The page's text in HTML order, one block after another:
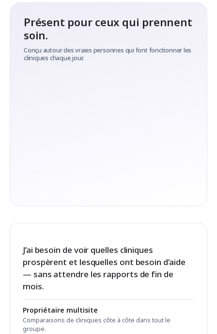
Présent pour ceux qui prennent
soin.
Conçu autour des vraies personnes qui font fonctionner les
cliniques chaque jour.
J’ai besoin de voir quelles cliniques
prospèrent et lesquelles ont besoin d’aide
— sans attendre les rapports de fin de
mois.
Propriétaire multisite
Comparaisons de cliniques côte à côte dans tout le
groupe.